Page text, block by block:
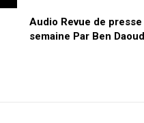
Audio Revue de presse
semaine Par Ben